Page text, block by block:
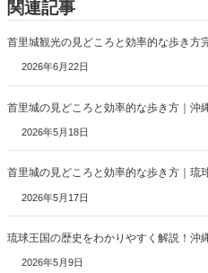
関連記事
首里城観光の見どころと効率的な歩き方
2026年6月22日
首里城の見どころと効率的な歩き方｜沖
2026年5月18日
首里城の見どころと効率的な歩き方｜琉
2026年5月17日
琉球王国の歴史をわかりやすく解説！沖
2026年5月9日